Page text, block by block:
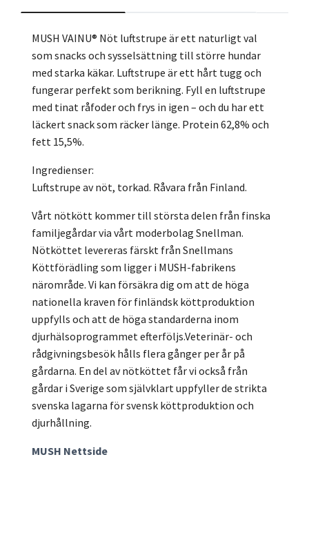
MUSH VAINU® Nöt luftstrupe är ett naturligt val
som snacks och sysselsättning till större hundar
med starka käkar. Luftstrupe är ett hårt tugg och
fungerar perfekt som berikning. Fyll en luftstrupe
med tinat råfoder och frys in igen – och du har ett
läckert snack som räcker länge. Protein 62,8% och
fett 15,5%.
Ingredienser:
Luftstrupe av nöt, torkad. Råvara från Finland.
Vårt nötkött kommer till största delen från finska
familjegårdar via vårt moderbolag Snellman.
Nötköttet levereras färskt från Snellmans
Köttförädling som ligger i MUSH-fabrikens
närområde. Vi kan försäkra dig om att de höga
nationella kraven för finländsk köttproduktion
uppfylls och att de höga standarderna inom
djurhälsoprogrammet efterföljs.Veterinär- och
rådgivningsbesök hålls flera gånger per år på
gårdarna. En del av nötköttet får vi också från
gårdar i Sverige som självklart uppfyller de strikta
svenska lagarna för svensk köttproduktion och
djurhållning.
MUSH Nettside